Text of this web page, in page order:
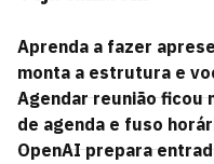
Aprenda a fazer
monta a estrutura e
Agendar reunião ficou
de agenda e fuso
OpenAI prepara